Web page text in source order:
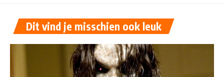
Dit vind je misschien ook leuk